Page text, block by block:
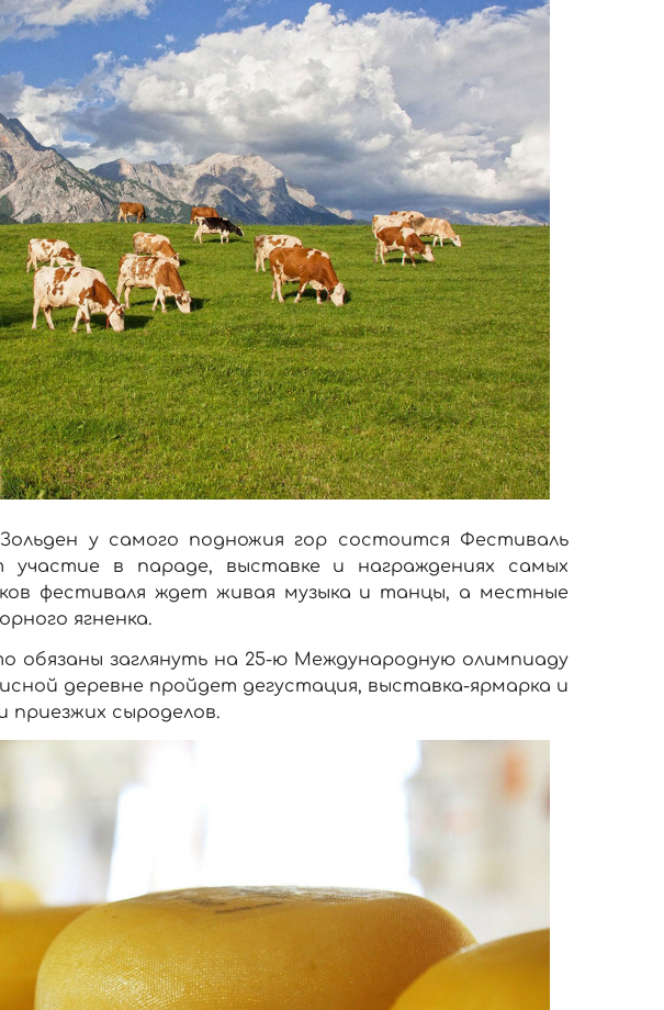
у самого подножия гор состоится Фестиваль
в параде, выставке и награждениях самых
фестиваля ждет живая музыка и танцы, а местные
ягненка.
обязаны заглянуть на 25-ю Международную олимпиаду
деревне пройдет дегустация, выставка-ярмарка и
приезжих сыроделов.